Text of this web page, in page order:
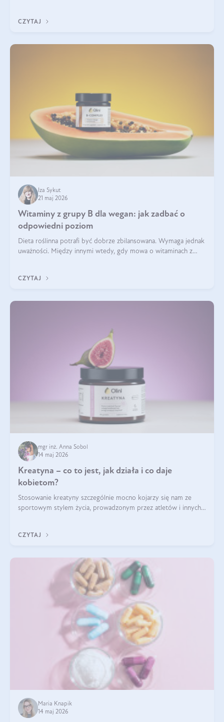
CZYTAJ
Iza Sykut
21 maj 2026
Witaminy z grupy B dla wegan: jak zadbać o
odpowiedni poziom
Dieta roślinna potrafi być dobrze zbilansowana. Wymaga jednak
uważności. Między innymi wtedy, gdy mowa o witaminach z
CZYTAJ
mgr inż. Anna Sobol
14 maj 2026
Kreatyna – co to jest, jak działa i co daje
kobietom?
Stosowanie kreatyny szczególnie mocno kojarzy się nam ze
sportowym stylem życia, prowadzonym przez atletów i innych
zwiększa masę
CZYTAJ
Maria Knapik
14 maj 2026